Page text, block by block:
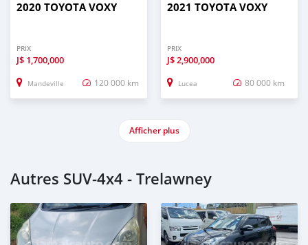
2020 TOYOTA VOXY
PRIX
J$ 1,700,000
Mandeville 120 000 km
2021 TOYOTA VOXY
PRIX
J$2,900,000
Lucea 80 000 km
Afficher plus
Autres SUV‒4x4 - Trelawney